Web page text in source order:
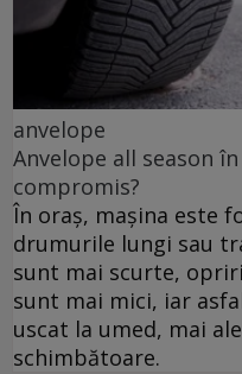
anvelope
Anvelope all season
compromis?
În oraș, mașina este
drumurile lungi sau
sunt mai scurte,
sunt mai mici, iar
uscat la umed, mai
schimbătoare.